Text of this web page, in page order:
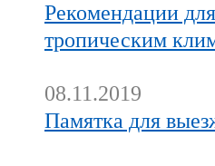
Рекомендации
тропическим
08.11.2019
Памятка для